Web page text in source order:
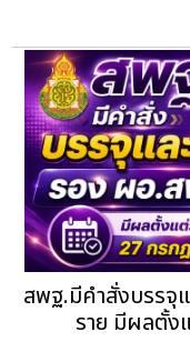
สพฐ.มีคำสั่งบรรจุ
ราย มีผลตั้ง